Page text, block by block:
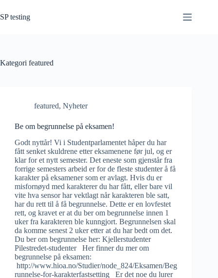
til
innholdet
SP testing
Kategori featured
featured, Nyheter
Be om begrunnelse på eksamen!
Godt nyttår! Vi i Studentparlamentet håper du har
fått senket skuldrene etter eksamenene før jul, og er
klar for et nytt semester. Det eneste som gjenstår fra
forrige semesters arbeid er for de fleste studenter å få
karakter på eksamener som er avlagt. Hvis du er
misfornøyd med karakterer du har fått, eller bare vil
vite hva sensor har vektlagt når karakteren ble satt,
har du rett til å få begrunnelse. Dette er en lovfestet
rett, og kravet er at du ber om begrunnelse innen 1
uker fra karakteren ble kunngjort. Begrunnelsen skal
da komme senest 2 uker etter at du har bedt om det.
Du ber om begrunnelse her: Kjellerstudenter
Pilestredet-studenter Her finner du mer om
begrunnelse på eksamen:
http://www.hioa.no/Studier/node_824/Eksamen/Beg
runnelse-for-karakterfastsetting Er det noe du lurer